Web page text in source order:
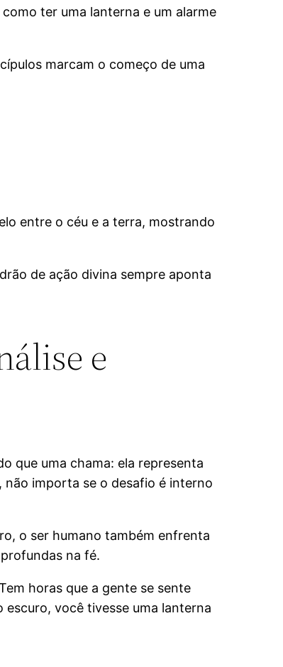
ter uma lanterna e um alarme
marcam o começo de uma
entre o céu e a terra, mostrando
de ação divina sempre aponta
e
que uma chama: ela representa
não importa se o desafio é interno
o ser humano também enfrenta
na fé.
horas que a gente se sente
escuro, você tivesse uma lanterna